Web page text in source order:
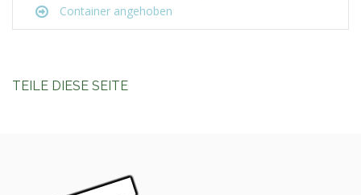
Container angehoben
TEILE DIESE SEITE